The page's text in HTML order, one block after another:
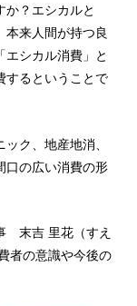
か？エシカルと
本来人間が持つ良
シカル消費」と
するということで
ク、地産地消、
口の広い消費の形
末吉 里花（すえ
者の意識や今後の